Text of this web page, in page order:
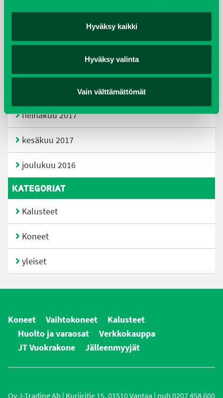
Hyväksy kaikki
Hyväksy valinta
Vain välttämättömät
helmikuu 2019
elokuu 2018
heinäkuu 2017
kesäkuu 2017
joulukuu 2016
KATEGORIAT
Kalusteet
Koneet
yleiset
Koneet Vaihtokoneet
Kalusteet
Huolto ja varaosat
Verkkokauppa
JT Vuokrakone
Jälleenmyyjät
Oy J-Trading Ab | Kuriiritie 15, 01510 Vantaa | puh 0207 458 600